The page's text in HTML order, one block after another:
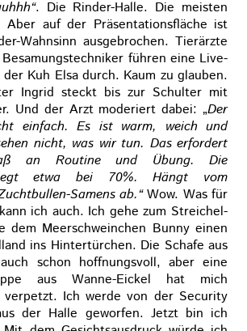
. Die Rinder-Halle. Die meisten
Aber auf der Präsentationsfläche ist
Wahnsinn ausgebrochen. Tierärzte
führen eine Live-
Kuh Elsa durch. Kaum zu glauben.
Ingrid steckt bis zur Schulter mit
Und der Arzt moderiert dabei: „Der
einfach. Es ist warm, weich und
nicht, was wir tun. Das erfordert
an Routine und Übung. Die
etwa bei 70%. Hängt vom
Samens ab.“Wow. Was für
ich auch. Ich gehe zum Streichel-
dem Meerschweinchen Bunny einen
ins Hintertürchen. Die Schafe aus
schon hoffnungsvoll, aber eine
aus Wanne-Eickel hat mich
verpetzt. Ich werde von der Security
der Halle geworfen. Jetzt bin ich